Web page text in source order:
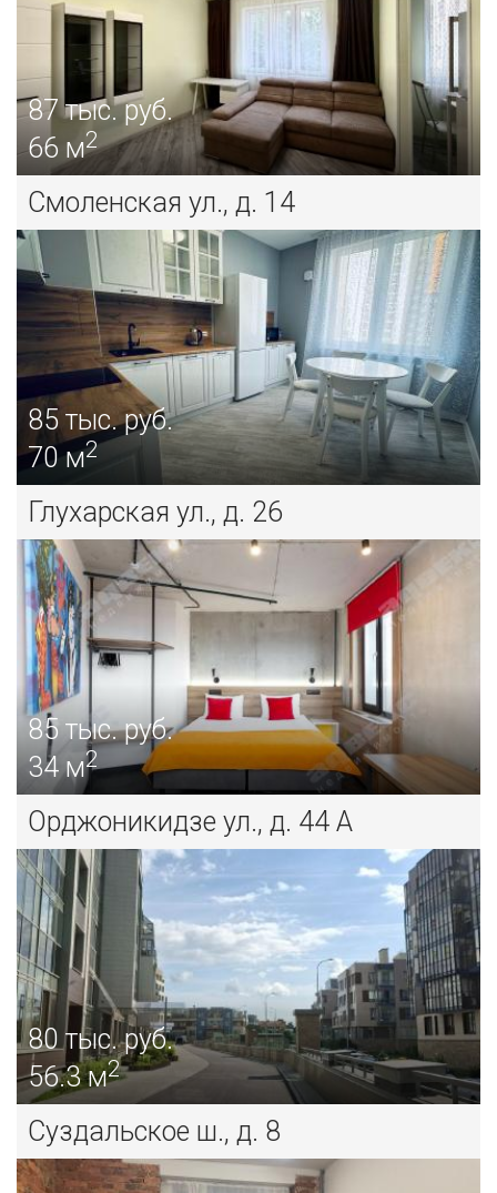
87тыс. руб.
66 м2
Смоленская ул., д. 14
85 тыс. руб.
70 м2
Глухарская ул., д. 26
85тыс. руб.
34 м2
Орджоникидзе ул., д. 44 А
80тыс. руб.
56.3 м2
Суздальское ш., д. 8